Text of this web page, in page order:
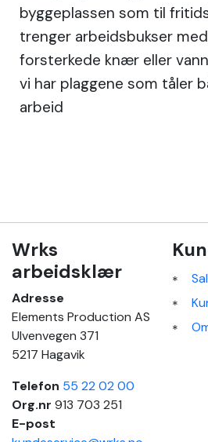
byggeplassen som til
trenger arbeidsbukser
forsterkede knær eller
vi har plaggene som tåler
arbeid
Wrks
arbeidsklær
Adresse
Elements Production AS
Ulvenvegen 371
5217 Hagavik
Telefon 55 22 02 00
Org.nr 913 703 251
E-post